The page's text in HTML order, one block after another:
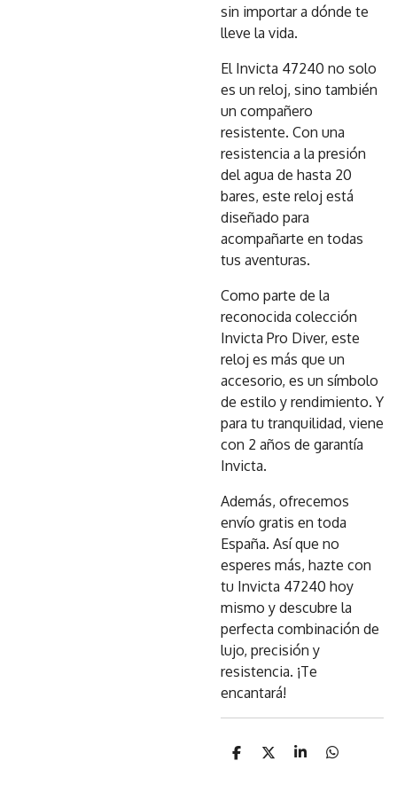
sin importar a dónde te
lleve la vida.
El Invicta 47240 no solo
es un reloj, sino también
un compañero
resistente. Con una
resistencia a la presión
del agua de hasta 20
bares, este reloj está
diseñado para
acompañarte en todas
tus aventuras.
Como parte de la
reconocida colección
Invicta Pro Diver, este
reloj es más que un
accesorio, es un símbolo
de estilo y rendimiento. Y
para tu tranquilidad, viene
con 2 años de garantía
Invicta.
Además, ofrecemos
envío gratis en toda
España. Así que no
esperes más, hazte con
tu Invicta 47240 hoy
mismo y descubre la
perfecta combinación de
lujo, precisión y
resistencia. ¡Te
encantará!
C
C
C
C